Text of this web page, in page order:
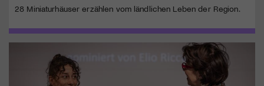
28 Miniaturhäuser erzählen vom ländlichen Leben der Region.